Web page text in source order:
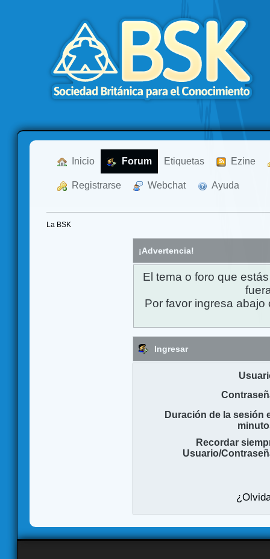
Inicio Forum Etiquetas Ezine
Registrarse Webchat Ayuda
La BSK
¡Advertencia!
El tema o foro que
Por favor ingresa
Ingresar
Duración de la sesión
Recordar
Usuario/